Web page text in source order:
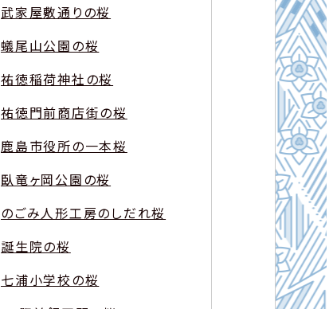
武家屋敷通りの桜
蟻尾山公園の桜
祐徳稲荷神社の桜
祐徳門前商店街の桜
鹿島市役所の一本桜
臥竜ヶ岡公園の桜
のごみ人形工房のしだれ桜
誕生院の桜
七浦小学校の桜